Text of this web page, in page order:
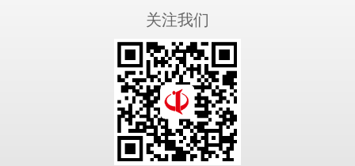
关注我们